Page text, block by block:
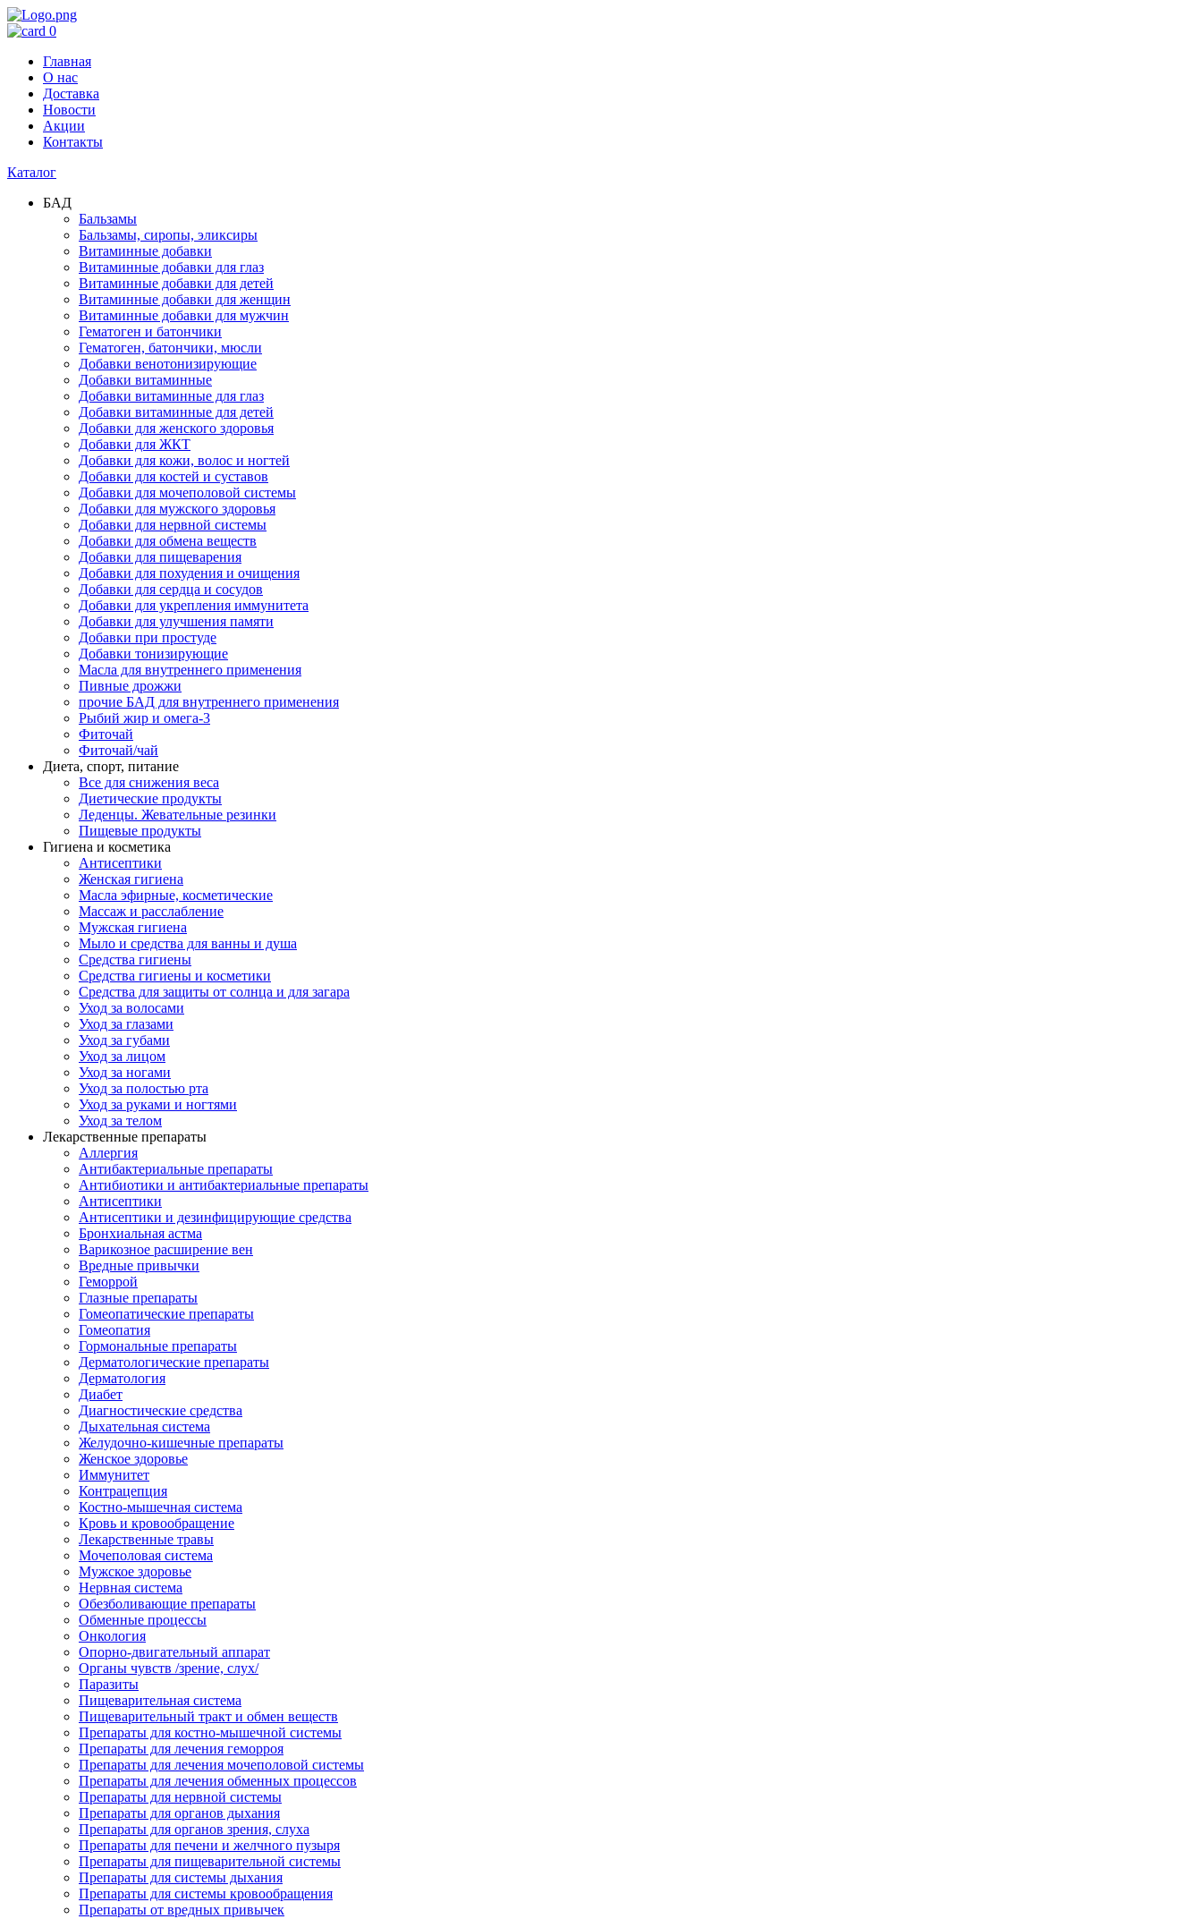
0
Главная
О нас
Доставка
Новости
Акции
Контакты
Каталог
БАД
Бальзамы
Бальзамы, сиропы, эликсиры
Витаминные добавки
Витаминные добавки для глаз
Витаминные добавки для детей
Витаминные добавки для женщин
Витаминные добавки для мужчин
Гематоген и батончики
Гематоген, батончики, мюсли
Добавки венотонизирующие
Добавки витаминные
Добавки витаминные для глаз
Добавки витаминные для детей
Добавки для женского здоровья
Добавки для ЖКТ
Добавки для кожи, волос и ногтей
Добавки для костей и суставов
Добавки для мочеполовой системы
Добавки для мужского здоровья
Добавки для нервной системы
Добавки для обмена веществ
Добавки для пищеварения
Добавки для похудения и очищения
Добавки для сердца и сосудов
Добавки для укрепления иммунитета
Добавки для улучшения памяти
Добавки при простуде
Добавки тонизирующие
Масла для внутреннего применения
Пивные дрожжи
прочие БАД для внутреннего применения
Рыбий жир и омега-3
Фиточай
Фиточай/чай
Диета, спорт, питание
Все для снижения веса
Диетические продукты
Леденцы. Жевательные резинки
Пищевые продукты
Гигиена и косметика
Антисептики
Женская гигиена
Масла эфирные, косметические
Массаж и расслабление
Мужская гигиена
Мыло и средства для ванны и душа
Средства гигиены
Средства гигиены и косметики
Средства для защиты от солнца и для загара
Уход за волосами
Уход за глазами
Уход за губами
Уход за лицом
Уход за ногами
Уход за полостью рта
Уход за руками и ногтями
Уход за телом
Лекарственные препараты
Аллергия
Антибактериальные препараты
Антибиотики и антибактериальные препараты
Антисептики
Антисептики и дезинфицирующие средства
Бронхиальная астма
Варикозное расширение вен
Вредные привычки
Геморрой
Глазные препараты
Гомеопатические препараты
Гомеопатия
Гормональные препараты
Дерматологические препараты
Дерматология
Диабет
Диагностические средства
Дыхательная система
Желудочно-кишечные препараты
Женское здоровье
Иммунитет
Контрацепция
Костно-мышечная система
Кровь и кровообращение
Лекарственные травы
Мочеполовая система
Мужское здоровье
Нервная система
Обезболивающие препараты
Обменные процессы
Онкология
Опорно-двигательный аппарат
Органы чувств /зрение, слух/
Паразиты
Пищеварительная система
Пищеварительный тракт и обмен веществ
Препараты для костно-мышечной системы
Препараты для лечения геморроя
Препараты для лечения мочеполовой системы
Препараты для лечения обменных процессов
Препараты для нервной системы
Препараты для органов дыхания
Препараты для органов зрения, слуха
Препараты для печени и желчного пузыря
Препараты для пищеварительной системы
Препараты для системы дыхания
Препараты для системы кровообращения
Препараты от вредных привычек